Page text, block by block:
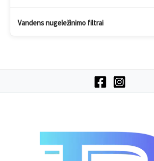
Vandens nugeležinimo filtrai